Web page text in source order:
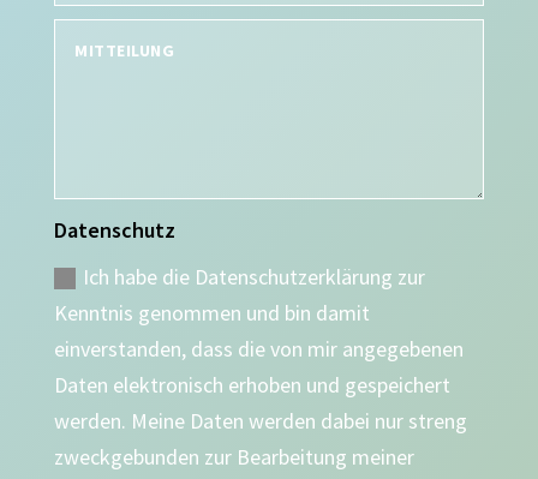
Datenschutz
Ich habe die Datenschutzerklärung zur
Kenntnis genommen und bin damit
einverstanden, dass die von mir angegebenen
Daten elektronisch erhoben und gespeichert
werden. Meine Daten werden dabei nur streng
zweckgebunden zur Bearbeitung meiner